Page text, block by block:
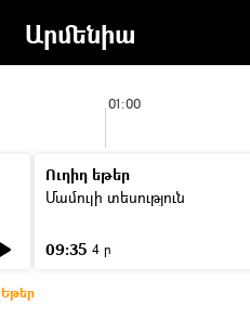
Արմենիա
01:00
Ուղիղ եթեր
Մամուլի տեսություն
09:35 4 ր
Եթեր